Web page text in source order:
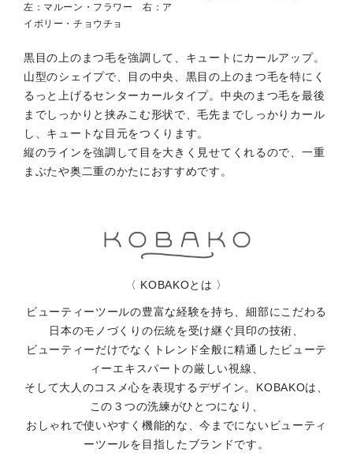
左：マルーン・フラワー 右：ア
イボリー・チョウチョ
黒目の上のまつ毛を強調して、キュートにカールアップ。
山型のシェイプで、目の中央、黒目の上のまつ毛を特にく
るっと上げるセンターカールタイプ。中央のまつ毛を最後
までしっかりと挟みこむ形状で、毛先までしっかりカール
し、キュートな目元をつくります。
縦のラインを強調して目を大きく見せてくれるので、一重
まぶたや奥二重のかたにおすすめです。
〈 KOBAKOとは 〉
ビューティーツールの豊富な経験を持ち、細部にこだわる
日本のモノづくりの伝統を受け継ぐ貝印の技術、
ビューティーだけでなくトレンド全般に精通したビューテ
ィーエキスパートの厳しい視線、
そして大人のコスメ心を表現するデザイン。KOBAKOは、
この３つの洗練がひとつになり、
おしゃれで使いやすく機能的な、今までにないビューティ
ーツールを目指したブランドです。